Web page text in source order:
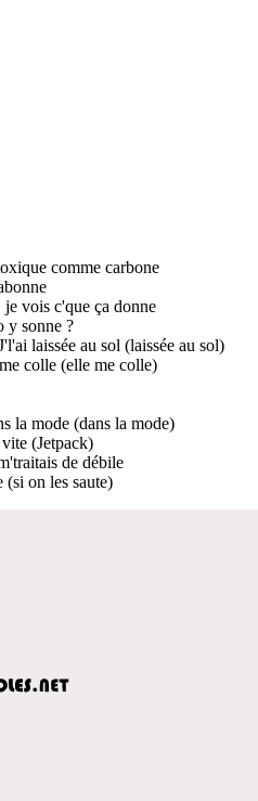
comme carbone
vois c'que ça donne
y sonne ?
laissée au sol (laissée au sol)
colle (elle me colle)
la mode (dans la mode)
(Jetpack)
de débile
(si on les saute)